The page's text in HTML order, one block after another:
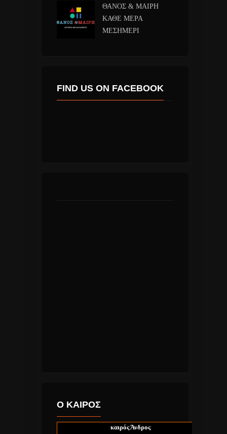
ΘΑΝΟΣ & ΜΑΙΡΗ
ΚΑΘΕ ΜΕΡΑ
ΜΕΣΗΜΕΡΙ
FIND US ON FACEBOOK
Ο ΚΑΙΡΟΣ
καιρός Άνδρος